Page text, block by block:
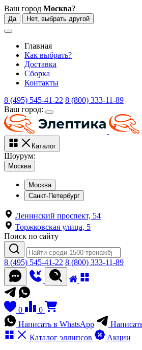
Ваш город Москва?
Да Нет, выбрать другой
Главная
Как выбрать?
Доставка
Сборка
Контакты
8 (495) 545-41-22 8 (800) 333-11-89
Ваш город:
Каталог
Шоурум:
Москва
Москва
Санкт-Петербург
Ленинский проспект, 54
Торжковская улица, 5
Поиск по сайту
8 (495) 545-41-22 8 (800) 333-11-89
0
0
Написать в WhatsApp
Каталог эллипсов
Акции